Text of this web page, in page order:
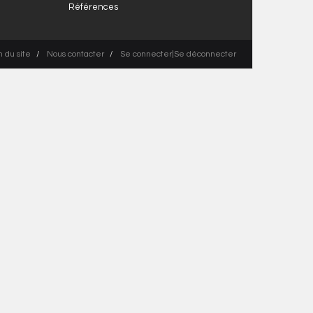
Références
du site Nous contacter Se connecter|Se déconnecter